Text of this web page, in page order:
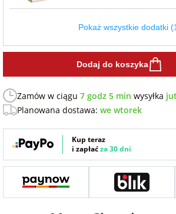
Fotoksiążki
Dodatki i
Chłopaka
na walentynki
na mikołajki
na prezent
świąteczny
Pokaż wszystkie dodatki
Dodaj do koszyka
Zamów w ciągu 7 godz 5 min wysyłka
Planowana dostawa: we wtorek
Kup teraz
i zapłaćza 30 dni